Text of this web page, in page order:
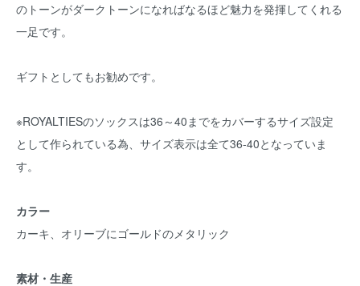
のトーンがダークトーンになればなるほど魅力を発揮してくれる
一足です。
ギフトとしてもお勧めです。
※ROYALTIESのソックスは36～40までをカバーするサイズ設定
として作られている為、サイズ表示は全て36-40となっていま
す。
カラー
カーキ、オリーブにゴールドのメタリック
素材・生産